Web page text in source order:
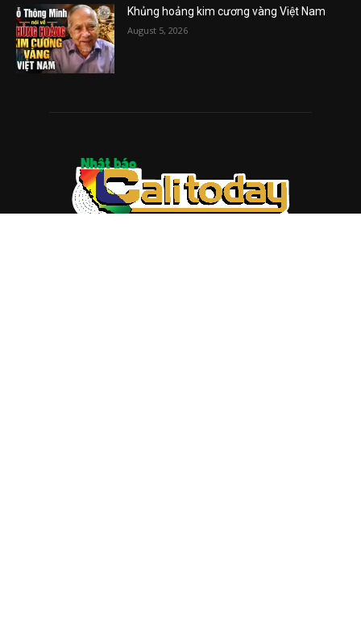
Khủng hoảng kim cương vàng Việt Nam
August 5, 2026